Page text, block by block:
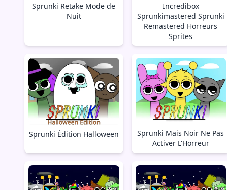
Sprunki Retake Mode de
Nuit
Incredibox
Sprunkimastered Sprunki
Remastered Horreurs
Sprites
Sprunki Édition Halloween
Sprunki Mais Noir Ne Pas
Activer L'Horreur